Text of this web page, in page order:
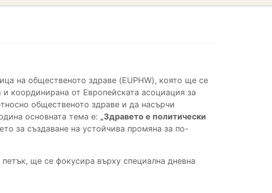
на общественото здраве (EUPHW), която ще се
координирана от Европейската асоциация за
общественото здраве и да насърчи
основната тема е: „Здравето е политически
за създаване на устойчива промяна за по-
ще се фокусира върху специална дневна